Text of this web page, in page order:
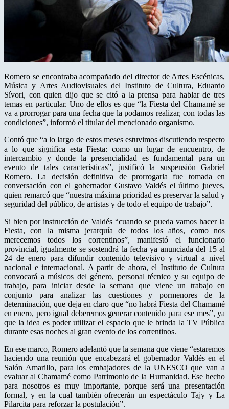
Romero se encontraba acompañado del director de Artes Escénicas,
Música y Artes Audiovisuales del Instituto de Cultura, Eduardo
Sívori, con quien dijo que se citó a la prensa para hablar de tres
temas en particular. Uno de ellos es que “la Fiesta del Chamamé se
va a prorrogar para una fecha que la podamos realizar, con todas las
condiciones”, informó el titular del mencionado organismo.
Contó que “a lo largo de estos meses estuvimos discutiendo respecto
a lo que significa esta Fiesta: como un lugar de encuentro, de
intercambio y donde la presencialidad es fundamental para un
evento de tales características”, justificó la suspensión Gabriel
Romero. La decisión definitiva de prorrogarla fue tomada en
conversación con el gobernador Gustavo Valdés el último jueves,
quien remarcó que “nuestra máxima prioridad es preservar la salud y
seguridad del público, de artistas y de todo el equipo de trabajo”.
Si bien por instrucción de Valdés “cuando se pueda vamos hacer la
Fiesta, con la misma jerarquía de todos los años, como nos
merecemos todos los correntinos”, manifestó el funcionario
provincial, igualmente se sostendrá la fecha ya anunciada del 15 al
24 de enero para difundir contenido televisivo y virtual a nivel
nacional e internacional. A partir de ahora, el Instituto de Cultura
convocará a músicos del género, personal técnico y su equipo de
trabajo, para iniciar desde la semana que viene un trabajo en
conjunto para analizar las cuestiones y pormenores de la
determinación, que deja en claro que “no habrá Fiesta del Chamamé
en enero, pero igual deberemos generar contenido para ese mes”, ya
que la idea es poder utilizar el espacio que le brinda la TV Pública
durante esas noches al gran evento de los correntinos.
En ese marco, Romero adelantó que la semana que viene “estaremos
haciendo una reunión que encabezará el gobernador Valdés en el
Salón Amarillo, para los embajadores de la UNESCO que van a
evaluar al Chamamé como Patrimonio de la Humanidad. Ese hecho
para nosotros es muy importante, porque será una presentación
formal, y en la cual también ofrecerán un espectáculo Tajy y La
Pilarcita para reforzar la postulación”.